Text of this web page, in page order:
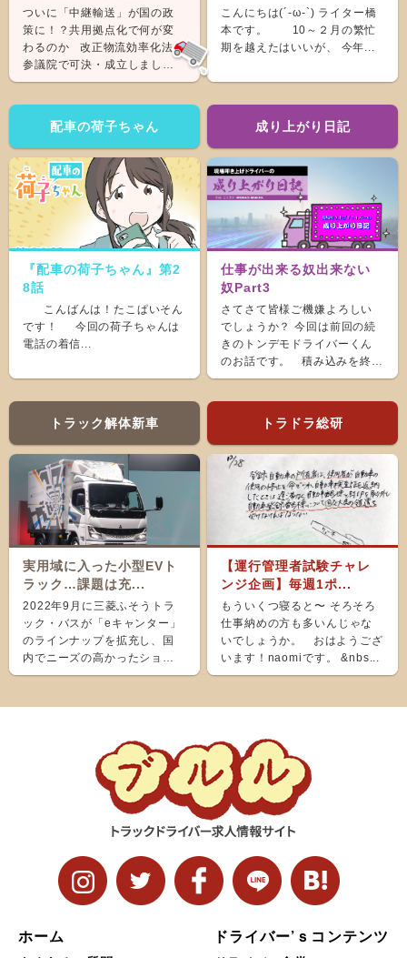
ついに「中継輸送」が国の政
策に！？共用拠点化で何が変
わるのか 改正物流効率化法が
参議院で可決・成立しまし
た。 &nb...
こんにちは(´-ω-`) ライター橋
本です。 10～２月の繁忙
期を越えたはいいが、 今年...
配車の荷子ちゃん
『配車の荷子ちゃん』第2
8話
こんばんは！たこぱいそん
です！ 今回の荷子ちゃんは
電話の着信...
成り上がり日記
仕事が出来る奴出来ない
奴Part3
さてさて皆様ご機嫌よろしい
でしょうか？ 今回は前回の続
きのトンデモドライバーくん
のお話です。 積み込みを終
え、ホッと...
トラック解体新車
実用域に入った小型EVト
ラック…課題は充...
2022年9月に三菱ふそうトラ
ック・バスが「eキャンター」
のラインナップを拡充し、国
内でニーズの高かったショー
ト＆ナローボディ（G...
トラドラ総研
【運行管理者試験チャレ
ンジ企画】毎週1ポ...
もういくつ寝ると〜 そろそろ
仕事納めの方も多いんじゃな
いでしょうか。 おはようござ
います！naomiです。 &nbs...
ホーム ドライバー’ｓコンテンツ